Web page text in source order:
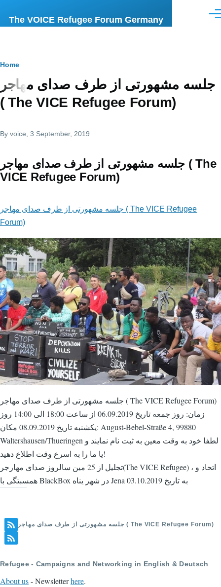
The VOICE Refugee Forum Germany
Breadcrumb
Home
جلسه مشهورتی از طرف صدای مهاجر
( The VICE Refugee Forum)
By voice , 3 September, 2019
جلسه مشهورتی از طرف صدای مهاجر ( The
VICE Refugee Forum)
جلسه مشهورتی از طرف صدای مهاجر ( The VICE Refugee
Forum)
جلسه مشهورتی از طرف صدای مهاجر ( The VICE Refugee Forum)
زمان: روز جمعه تاریخ 06.09.2019 از ساعت 18:00 الی 14:00 روز
یکشنبه تاریخ 08.09.2019 مکان: August-Bebel-Straße 4, 99880
Waltershausen/Thueringen لطفا خود به وقت معین به ثبت نام نمایند و
یا ما را به اسرع وقت اطلاع دهید!
تجلیل از 25 مین سالروز صدای مهارجر(The VICE Refugee) ، اتحاد و
همسبتگی با BlackBox در شهر یناه Jena به تاریخ 03.10.2019
جلسه مشهورتی از طرف صدای مهاجر ( The VICE Refugee Forum)
Refugee - Campaigns and Networking in English & Deutsch
About us- Newsletterhere.